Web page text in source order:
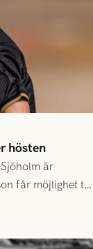
hösten
är
får möjlighet till